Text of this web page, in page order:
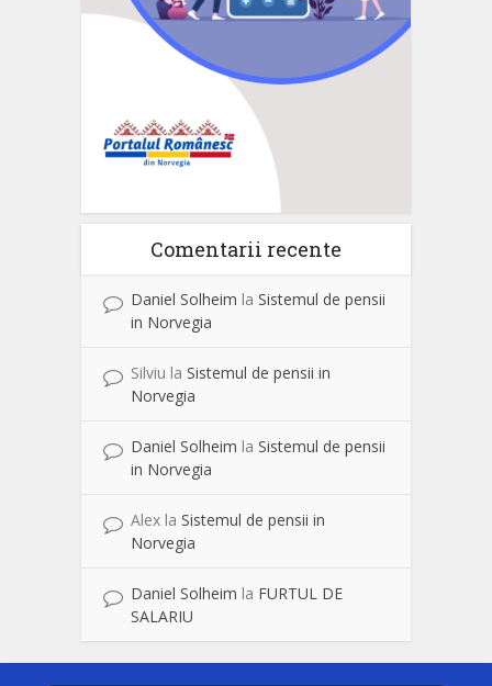
Comentarii recente
Daniel Solheim la Sistemul de pensii
in Norvegia
Silviu la Sistemul de pensii in
Norvegia
Daniel Solheim la Sistemul de pensii
in Norvegia
Alex la Sistemul de pensii in
Norvegia
Daniel Solheim la FURTUL DE
SALARIU